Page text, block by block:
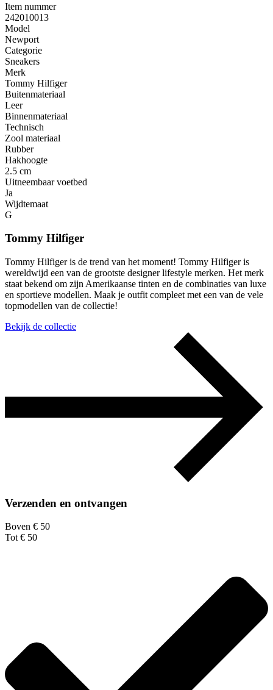
Item nummer
242010013
Model
Newport
Categorie
Sneakers
Merk
Tommy Hilfiger
Buitenmateriaal
Leer
Binnenmateriaal
Technisch
Zool materiaal
Rubber
Hakhoogte
2.5 cm
Uitneembaar voetbed
Ja
Wijdtemaat
G
Tommy Hilfiger
Tommy Hilfiger is de trend van het moment! Tommy Hilfiger is
wereldwijd een van de grootste designer lifestyle merken. Het merk
staat bekend om zijn Amerikaanse tinten en de combinaties van luxe
en sportieve modellen. Maak je outfit compleet met een van de vele
topmodellen van de collectie!
Bekijk de collectie
Verzenden en ontvangen
Boven € 50
Tot € 50